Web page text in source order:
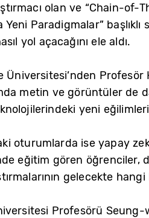
olan ve “Chain-of-
Yeni Paradigmalar”
yol açacağını ele aldı.
Üniversitesi’nden Profesör
metin ve görüntüler de
yeni
oturumlarda ise yapay
eğitim gören öğrenciler,
gelecekte
Profesörü